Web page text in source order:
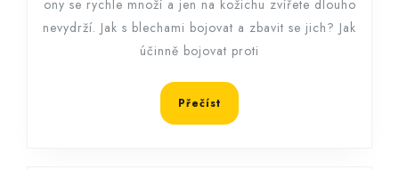
proti
blechám
a
ony se rychle množí a jen na kožichu zvířete dlouho
nevydrží. Jak s blechami bojovat a zbavit se jich? Jak
účinně bojovat proti
Přečíst Přečíst